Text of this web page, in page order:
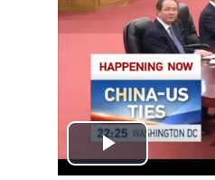
Play